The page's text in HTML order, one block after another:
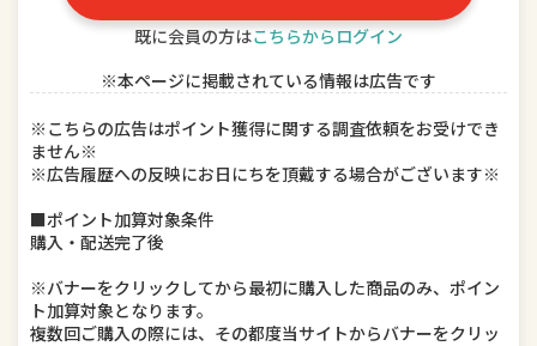
DIY、工具 キッチン用品・食器・調理器具
本・雑誌・コミック ゲーム、おもちゃ
楽器、手芸、コレクション 車用品・バイク用品
美容・コスメ・香水 ダイエット・健康
ペット・ペットグッズ
既に会員の方はこちらからログイン
※本ページに掲載されている情報は広告です
※こちらの広告はポイント獲得に関する調査依頼をお受けでき
ません※
※広告履歴への反映にお日にちを頂戴する場合がございます※
■ポイント加算対象条件
購入・配送完了後
※バナーをクリックしてから最初に購入した商品のみ、ポイン
ト加算対象となります。
複数回ご購入の際には、その都度当サイトからバナーをクリッ